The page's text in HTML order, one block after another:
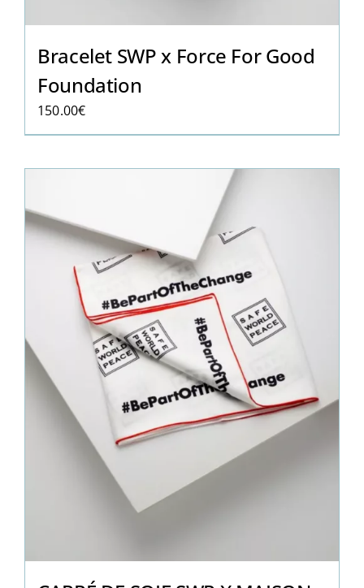
Bracelet SWP x Force For Good
Foundation
150.00€